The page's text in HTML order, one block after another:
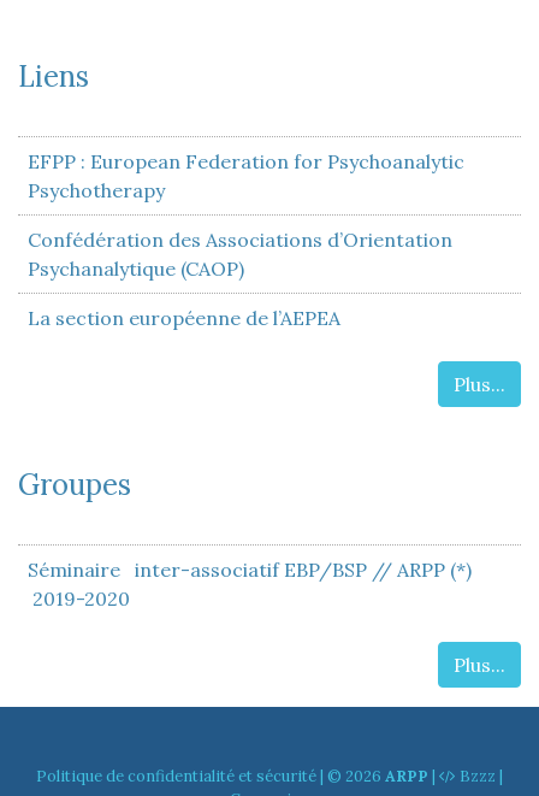
Liens
EFPP : European Federation for Psychoanalytic
Psychotherapy
Confédération des Associations d’Orientation
Psychanalytique (CAOP)
La section européenne de l’AEPEA
Plus...
Groupes
Séminaire inter-associatif EBP/BSP // ARPP (*)
2019-2020
Plus...
Politique de confidentialité et sécurité| © 2026 ARPP | Bzzz |